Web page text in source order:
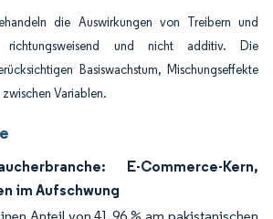
die Auswirkungen von Treibern und
richtungsweisend und nicht additiv. Die
Basiswachstum, Mischungseffekte
Variablen.
E-Commerce-Kern,
im Aufschwung